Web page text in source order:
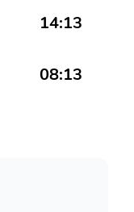
14:13
08:13